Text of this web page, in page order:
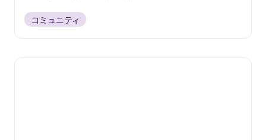
コミュニティ
ゲームクリエイター甲子園